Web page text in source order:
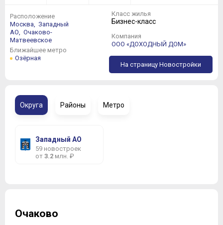
Расположение
Москва, Западный
АО, Очаково-
Матвеевское
Ближайшее метро
Озёрная
Класс жилья
Бизнес-класс
Компания
ООО «ДОХОДНЫЙ ДОМ»
На страницу Новостройки
Округа Районы Метро
Западный АО
59 новостроек
от 3.2 млн. ₽
Очаково